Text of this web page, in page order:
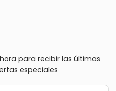
para recibir las últimas
especiales